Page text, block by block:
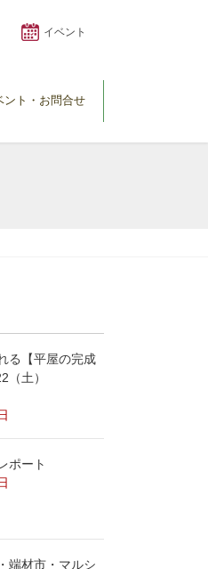
イベント
ント・お問合せ
る【平屋の完成
土）
ポート
端材市・マルシ